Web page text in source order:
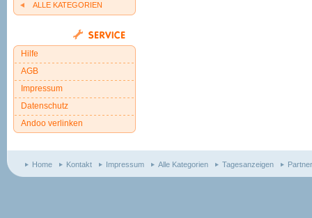
ALLE KATEGORIEN
Hilfe
AGB
Impressum
Datenschutz
Andoo verlinken
Home Kontakt Impressum Alle Kategorien Tagesanzeigen Partner